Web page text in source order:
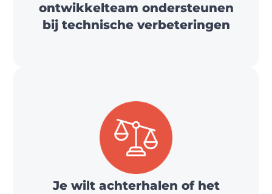
ontwikkelteam ondersteunen
bij technische verbeteringen
Je wilt achterhalen of het